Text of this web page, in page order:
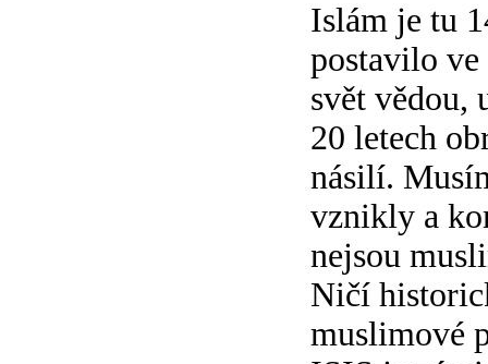
Islám je tu
postavilo
svět vědou,
20 letech
násilí.
vznikly a
nejsou
Ničí
muslimové